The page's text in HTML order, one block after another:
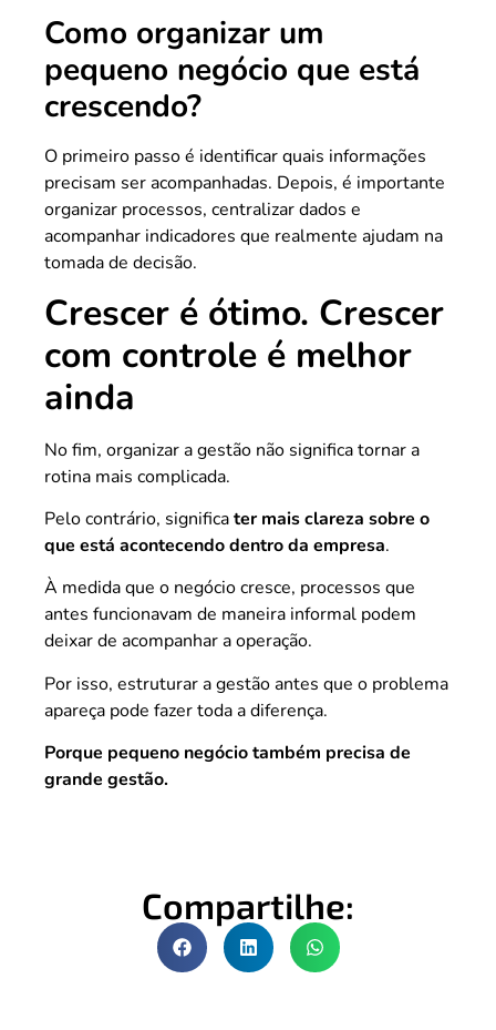
Como organizar um
pequeno negócio que está
crescendo?
O primeiro passo é identificar quais informações
precisam ser acompanhadas. Depois, é importante
organizar processos, centralizar dados e
acompanhar indicadores que realmente ajudam na
tomada de decisão.
Crescer é ótimo. Crescer
com controle é melhor
ainda
No fim, organizar a gestão não significa tornar a
rotina mais complicada.
Pelo contrário, significater mais clareza sobre o
que está acontecendo dentro da empresa.
À medida que o negócio cresce, processos que
antes funcionavam de maneira informal podem
deixar de acompanhar a operação.
Por isso, estruturar a gestão antes que o problema
apareça pode fazer toda a diferença.
Porque pequeno negócio também precisa de
grande gestão.
Compartilhe: